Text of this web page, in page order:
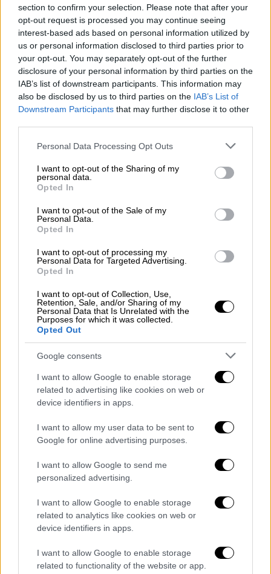
section to confirm your selection. Please note that after your
opt-out request is processed you may continue seeing
interest-based ads based on personal information utilized by
us or personal information disclosed to third parties prior to
your opt-out. You may separately opt-out of the further
disclosure of your personal information by third parties on the
IAB’s list of downstream participants. This information may
also be disclosed by us to third parties on the IAB’s List of
Downstream Participants that may further disclose it to other
Please note that this website/app uses one or more Google
not limited to your visit or usage behaviour. You may click to
grant or deny consent to Google and its third-party tags to
use your data for below specified purposes in below Google
consent section.
Personal Data Processing Opt Outs
I want to opt-out of the Sharing of my
personal data.
Opted In
I want to opt-out of the Sale of my
Personal Data.
Opted In
I want to opt-out of processing my
Personal Data for Targeted Advertising.
Opted In
I want to opt-out of Collection, Use,
Retention, Sale, and/or Sharing of my
Personal Data that Is Unrelated with the
Purposes for which it was collected.
Opted Out
Google consents
I want to allow Google to enable storage
related to advertising like cookies on web or
device identifiers in apps.
I want to allow my user data to be sent to
Google for online advertising purposes.
I want to allow Google to send me
personalized advertising.
I want to allow Google to enable storage
related to analytics like cookies on web or
device identifiers in apps.
I want to allow Google to enable storage
related to functionality of the website or app.
Αθλητισμός|29.05.2023 16:10
Μελισσανίδης: «Ό,τι ζητήσει ο Αλμέιδα,
θα το κάνω - Τέσσερις - πέντε
μεταγραφές»
μεταγραφές
Αθλητισμός|26.05.2023 10:29
Δημήτρης Μελισσανίδης: «Δεν έχει
έρθει η ώρα να φύγω από την ΑΕΚ»
Ο διοικητικός ηγέτης της ΑΕΚ τόνισε ότι
θέλει να δει την ομάδα του να
πραγματοποιεί πορεία και στην Ευρώπη